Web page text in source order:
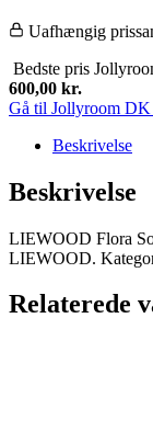
Uafhængig
Bedste pris
600,00 kr.
Gå til Jollyroom
Beskrivelse
Beskrivelse
LIEWOOD Flora
LIEWOOD.
Relaterede